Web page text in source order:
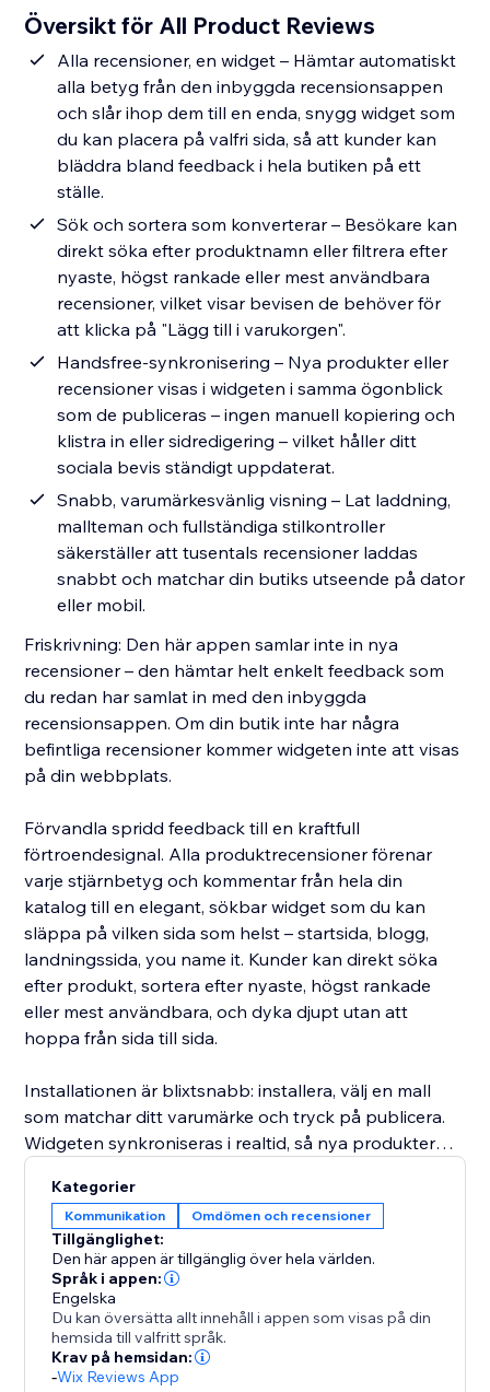
Översikt för All Product Reviews
Alla recensioner, en widget – Hämtar automatiskt
alla betyg från den inbyggda recensionsappen
och slår ihop dem till en enda, snygg widget som
du kan placera på valfri sida, så att kunder kan
bläddra bland feedback i hela butiken på ett
ställe.
Sök och sortera som konverterar – Besökare kan
direkt söka efter produktnamn eller filtrera efter
nyaste, högst rankade eller mest användbara
recensioner, vilket visar bevisen de behöver för
att klicka på "Lägg till i varukorgen".
Handsfree-synkronisering – Nya produkter eller
recensioner visas i widgeten i samma ögonblick
som de publiceras – ingen manuell kopiering och
klistra in eller sidredigering – vilket håller ditt
sociala bevis ständigt uppdaterat.
Snabb, varumärkesvänlig visning – Lat laddning,
mallteman och fullständiga stilkontroller
säkerställer att tusentals recensioner laddas
snabbt och matchar din butiks utseende på dator
eller mobil.
Friskrivning: Den här appen samlar inte in nya
recensioner – den hämtar helt enkelt feedback som
du redan har samlat in med den inbyggda
recensionsappen. Om din butik inte har några
befintliga recensioner kommer widgeten inte att visas
på din webbplats.
Förvandla spridd feedback till en kraftfull
förtroendesignal. Alla produktrecensioner förenar
varje stjärnbetyg och kommentar från hela din
katalog till en elegant, sökbar widget som du kan
släppa på vilken sida som helst – startsida, blogg,
landningssida, you name it. Kunder kan direkt söka
efter produkt, sortera efter nyaste, högst rankade
eller mest användbara, och dyka djupt utan att
hoppa från sida till sida.
Installationen är blixtsnabb: installera, välj en mall
som matchar ditt varumärke och tryck på publicera.
Widgeten synkroniseras i realtid, så nya produkter
kopiering, klistring eller kodjusteringar krävs. Bakom
kulisserna håller lazy loading och smart batching
laddningstiderna snabba även med tusentals
recensioner, så att dina Core Web Vitals förblir gröna.
Mer trovärdighet, mindre ansträngning – ge köpare
alla anledningar att lita på din butik och betala med
förtroende.
Kategorier
Kommunikation Omdömen och recensioner
Tillgänglighet:
Den här appen är tillgänglig över hela världen.
Språk i appen:
Engelska
Du kan översätta allt innehåll i appen som visas på din
hemsida till valfritt språk.
Krav på hemsidan:
-Wix Reviews App